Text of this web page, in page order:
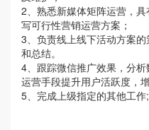
2、熟悉新媒体矩阵运营，
写可行性营销运营方案；
3、负责线上线下活动方案
和总结。
4、跟踪微信推广效果，分
运营手段提升用户活跃度，
5、完成上级指定的其他工作;